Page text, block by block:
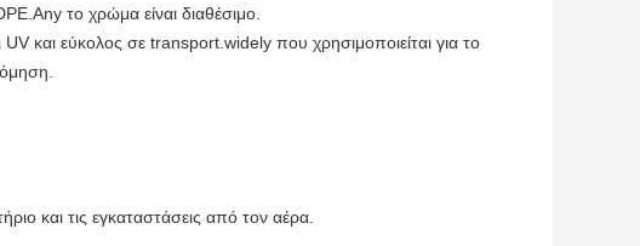
το χρώμα είναι διαθέσιμο.
και εύκολος σε transport.widely που χρησιμοποιείται για το
και τις εγκαταστάσεις από τον αέρα.